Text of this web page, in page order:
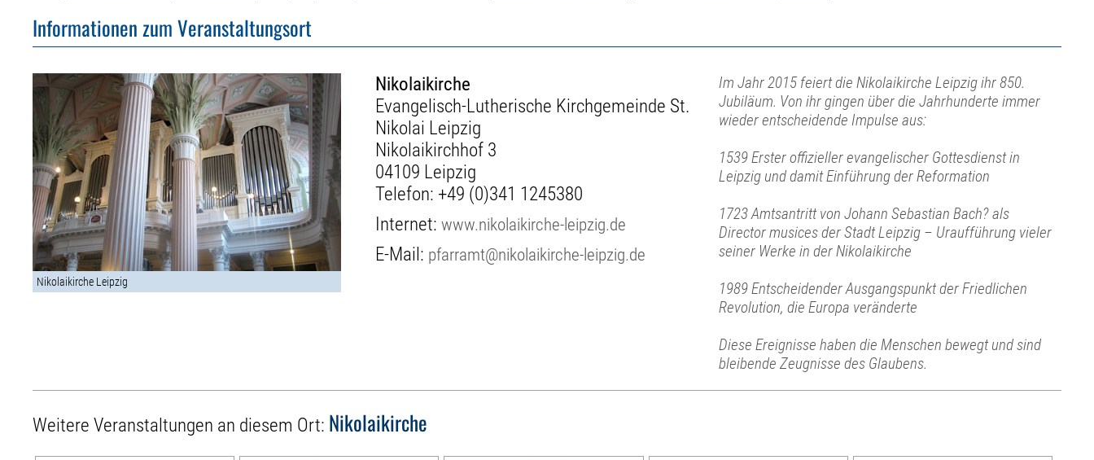
Informationen zum Veranstaltungsort
Nikolaikirche Leipzig
Nikolaikirche
Evangelisch-Lutherische Kirchgemeinde St.
Nikolai Leipzig
Nikolaikirchhof 3
04109 Leipzig
Telefon: +49 (0)341 1245380
Internet:www.nikolaikirche-leipzig.de
E-Mail: pfarramt@nikolaikirche-leipzig.de
Im Jahr 2015 feiert die Nikolaikirche Leipzig ihr 850.
Jubiläum. Von ihr gingen über die Jahrhunderte immer
wieder entscheidende Impulse aus:
1539 Erster offizieller evangelischer Gottesdienst in
Leipzig und damit Einführung der Reformation
1723 Amtsantritt von Johann Sebastian Bach? als
Director musices der Stadt Leipzig – Uraufführung vieler
seiner Werke in der Nikolaikirche
1989 Entscheidender Ausgangspunkt der Friedlichen
Revolution, die Europa veränderte
Diese Ereignisse haben die Menschen bewegt und sind
bleibende Zeugnisse des Glaubens.
Weitere Veranstaltungen an diesem Ort: Nikolaikirche